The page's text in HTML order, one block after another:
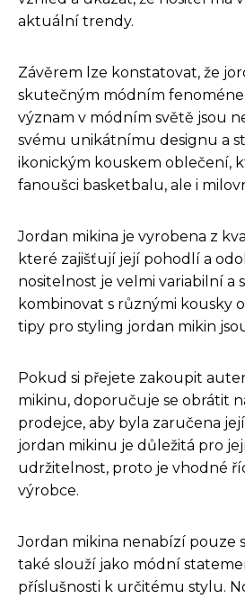
aktuální trendy.
Závěrem lze konstatovat, že
skutečným módním
význam v módním světě jsou
svému unikátnímu designu a
ikonickým kouskem oblečení,
fanoušci basketbalu, ale i
Jordan mikina je vyrobena z
které zajišťují její pohodlí a
nositelnost je velmi variabilní a
kombinovat s různými kousky
tipy pro styling jordan mikin
Pokud si přejete zakoupit
mikinu, doporučuje se obrátit
prodejce, aby byla zaručena
jordan mikinu je důležitá pro
udržitelnost, proto je vhodné
výrobce.
Jordan mikina nenabízí pouze
také slouží jako módní
příslušnosti k určitému stylu.